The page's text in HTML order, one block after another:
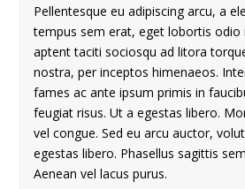
Pellentesque eu adipiscing arcu, a
tempus sem erat, eget lobortis odio
aptent taciti sociosqu ad litora
nostra, per inceptos himenaeos.
fames ac ante ipsum primis in
feugiat risus. Ut a egestas libero.
vel congue. Sed eu arcu auctor,
egestas libero. Phasellus sagittis
Aenean vel lacus purus.